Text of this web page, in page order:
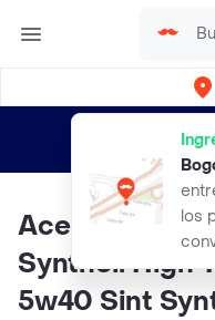
los
envíos
Aceite Carro
Synthoil High
5w40 Sint